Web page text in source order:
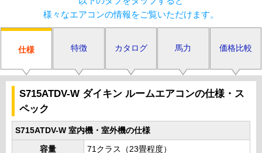
様々なエアコンの情報をご覧いただけます。
仕様 特徴 カタログ 馬力 価格比較
S715ATDV-W ダイキン ルームエアコンの仕様・ス
ペック
S715ATDV-W 室内機・室外機の仕様
容量 71クラス（23畳程度）